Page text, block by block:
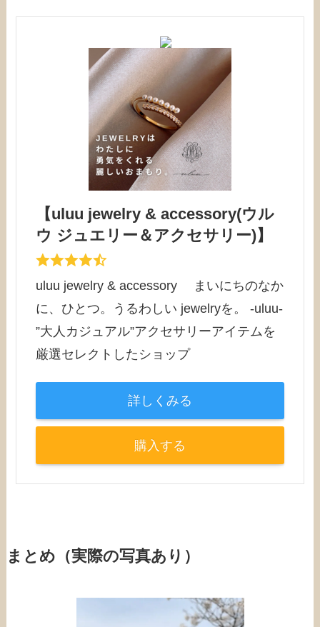
【uluu jewelry & accessory(ウル
ウ ジュエリー＆アクセサリー)】
uluu jewelry & accessory まいにちのなか
に、ひとつ。うるわしい jewelryを。 -uluu-
”大人カジュアル”アクセサリーアイテムを
厳選セレクトしたショップ
詳しくみる
購入する
まとめ（実際の写真あり）